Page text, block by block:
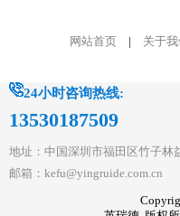
网站首页 | 关于我
24小时咨询热线:
13530187509
地址：中国深圳市福田区竹子林
邮箱：kefu@yingruide.com.cn